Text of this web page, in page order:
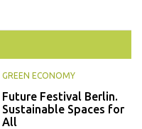
GREEN ECONOMY
Future Festival Berlin.
Sustainable Spaces for
All